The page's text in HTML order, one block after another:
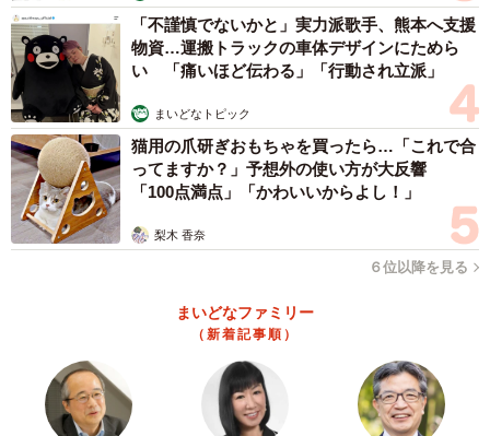
「不謹慎でないかと」実力派歌手、熊本へ支援
物資…運搬トラックの車体デザインにためら
い 「痛いほど伝わる」「行動され立派」
まいどなトピック
猫用の爪研ぎおもちゃを買ったら…「これで合
ってますか？」予想外の使い方が大反響
「100点満点」「かわいいからよし！」
梨木 香奈
６位以降を見る
まいどなファミリー
（新着記事順）